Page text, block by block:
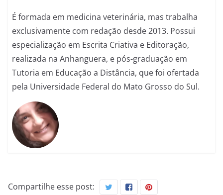
É formada em medicina veterinária, mas trabalha
exclusivamente com redação desde 2013. Possui
especialização em Escrita Criativa e Editoração,
realizada na Anhanguera, e pós-graduação em
Tutoria em Educação a Distância, que foi ofertada
pela Universidade Federal do Mato Grosso do Sul.
Compartilhe esse post: